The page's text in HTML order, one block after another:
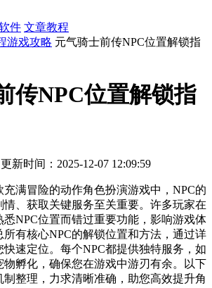
件 文章教程
游戏攻略 元气骑士前传NPC位置解锁指
传NPC位置解锁指
更新时间：2025-12-07 12:09:59
满冒险的动作角色扮演游戏中，NPC的
、获取关键服务至关重要。许多玩家在
NPC位置而错过重要功能，影响游戏体
有核心NPC的解锁位置和方法，通过详
速定位。每个NPC都提供独特服务，如
物孵化，确保您在游戏中游刃有余。以下
制整理，力求清晰准确，助您高效提升角